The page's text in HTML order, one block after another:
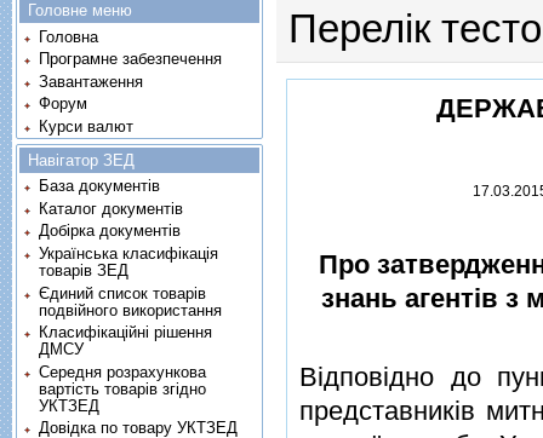
Перелік
Про
знань агентів
Відповідно до
представників
Головне меню
Головна
Програмне забезпечення
Завантаження
Форум
Курси валют
Навігатор ЗЕД
База документів
Каталог документів
Добірка документів
Українська класифікація
товарів ЗЕД
Єдиний список товарів
подвійного використання
Класифікаційні рішення
ДМСУ
Середня розрахункова
вартість товарів згідно
УКТЗЕД
Довідка по товару УКТЗЕД